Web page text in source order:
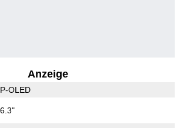
Anzeige
P-OLED
6.3"